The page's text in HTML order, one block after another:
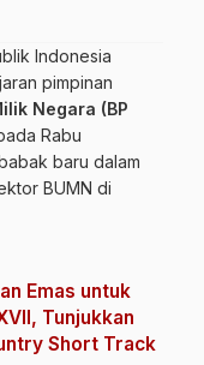
Indonesia
pimpinan
Negara (BP
pada Rabu
baru dalam
BUMN di
Emas untuk
Tunjukkan
Short Track